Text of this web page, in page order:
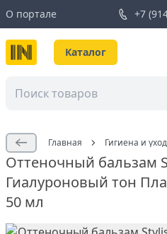
О портале +7
Каталог
Главная Гигиена и уход
Оттеночный бальзам
Гиалуроновый тон
50 мл